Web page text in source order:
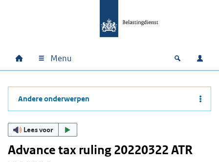
Hoofdnavigatie
Home Menu Open
Andere onderwerpen
Lees voor
Advance tax ruling 20220322 ATR